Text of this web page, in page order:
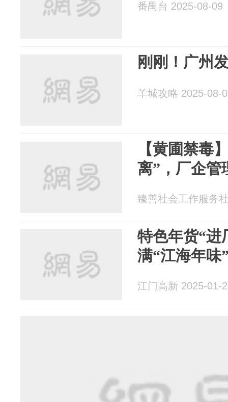
番禺台 2025-08-09
刚刚！广州
羊城攻略 2025-08-
【黄圃禁毒
离”，厂企管
臻善社会工作服务
特色年货“进
满“江海年味
江门高新 2025-01-